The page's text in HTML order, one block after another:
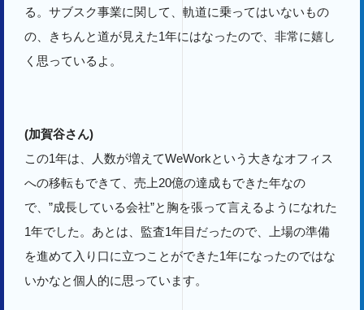
る。サブスク事業に関して、軌道に乗ってはいないもの
の、きちんと道が見えた1年にはなったので、非常に嬉し
く思っているよ。
(加賀谷さん)
この1年は、人数が増えてWeWorkという大きなオフィス
への移転もできて、売上20億の達成もできた年なの
で、”成長している会社”と胸を張って言えるようになれた
1年でした。あとは、監査1年目だったので、上場の準備
を進めて入り口に立つことができた1年になったのではな
いかなと個人的に思っています。